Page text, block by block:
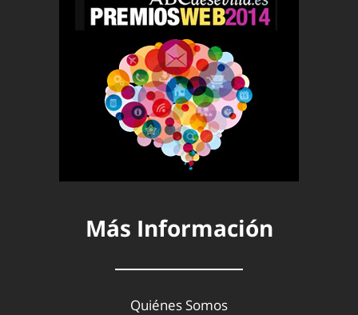
Más Información
Quiénes Somos